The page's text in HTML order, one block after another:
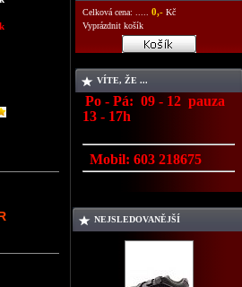
Celková cena: ..... 0,- Kč
Vyprázdnit košík
VÍTE, ŽE ...
Po - Pá: 09 - 12 pauza
13 - 17h
Mobil: 603 218675
NEJSLEDOVANĚJŠÍ